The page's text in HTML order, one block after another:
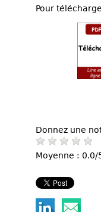
Pour
Donnez une
Moyenne : 0.0/